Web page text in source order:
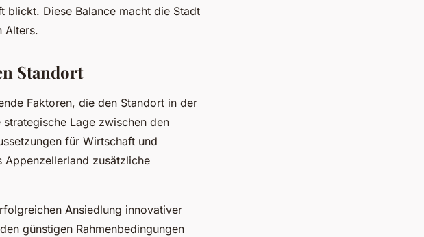
blickt. Diese Balance macht die Stadt
Alters.
Standort
Faktoren, die den Standort in der
Lage zwischen den
für Wirtschaft und
Appenzellerland zusätzliche
Ansiedlung innovativer
günstigen Rahmenbedingungen